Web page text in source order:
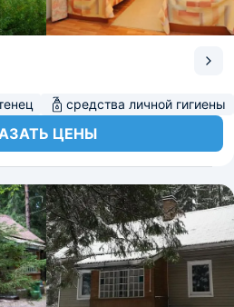
средства личной гигиены
ЦЕНЫ